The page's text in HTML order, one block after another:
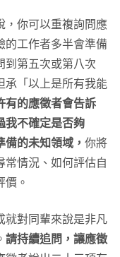
，你可以重複詢問應
的工作者多半會準備
到第五次或第八次
承「以上是所有我能
有的應徵者會告訴
我不確定是否夠
的未知領域， 你將
常情況、如何評估自
價。
就對同輩來說是非凡
請持續追問，讓應徵